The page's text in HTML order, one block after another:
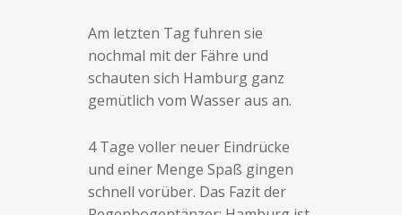
Am letzten Tag fuhren sie
nochmal mit der Fähre und
schauten sich Hamburg ganz
gemütlich vom Wasser aus an.
4 Tage voller neuer Eindrücke
und einer Menge Spaß gingen
schnell vorüber. Das Fazit der